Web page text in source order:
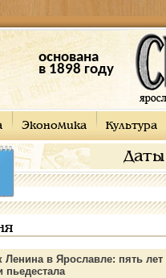
основана
в 1898 году
Экономика Культура
Ленина в Ярославле: пять лет
пьедестала